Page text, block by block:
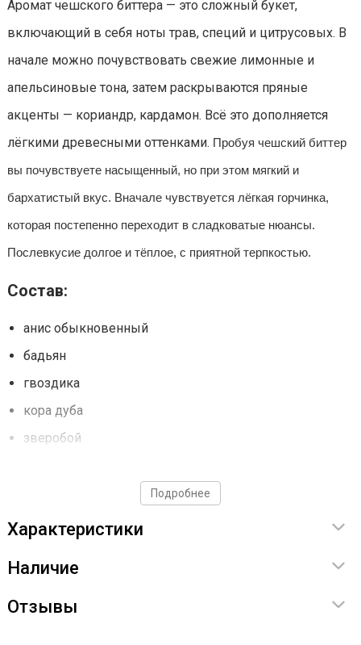
Аромат чешского биттера — это сложный букет,
включающий в себя ноты трав, специй и цитрусовых. В
начале можно почувствовать свежие лимонные и
апельсиновые тона, затем раскрываются пряные
акценты — кориандр, кардамон. Всё это дополняется
лёгкими древесными оттенками. Пробуя чешский биттер
вы почувствуете насыщенный, но при этом мягкий и
бархатистый вкус. Вначале чувствуется лёгкая горчинка,
которая постепенно переходит в сладковатые нюансы.
Послевкусие долгое и тёплое, с приятной терпкостью.
Состав:
анис обыкновенный
бадьян
гвоздика
кора дуба
зверобой
полынь горькая
ромашка
Подробнее
Характеристики
Наличие
Отзывы